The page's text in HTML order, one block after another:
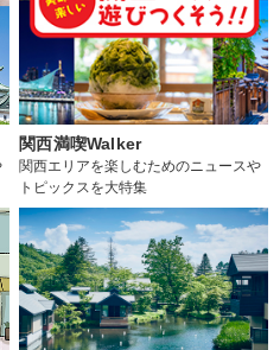
関西満喫Walker
関西エリアを楽しむためのニュースや
トピックスを大特集